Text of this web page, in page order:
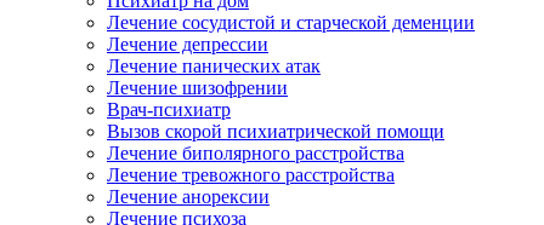
Лечение сосудистой и старческой деменции
Лечение депрессии
Лечение панических атак
Лечение шизофрении
Врач-психиатр
Вызов скорой психиатрической помощи
Лечение биполярного расстройства
Лечение тревожного расстройства
Лечение анорексии
Лечение психоза